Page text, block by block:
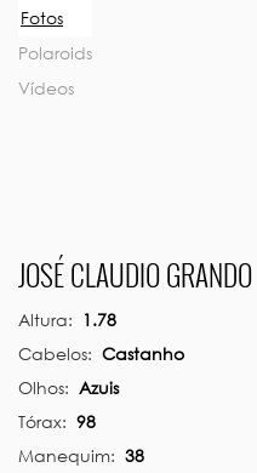
Fotos
Polaroids
Vídeos
JOSÉ CLAUDIO GRANDO
Altura: 1.78
Cabelos: Castanho
Olhos: Azuis
Tórax: 98
Manequim: 38